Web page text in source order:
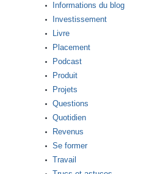
Informations du blog
Investissement
Livre
Placement
Podcast
Produit
Projets
Questions
Quotidien
Revenus
Se former
Travail